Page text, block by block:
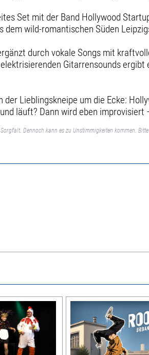
Set mit der Band Hollywood
wild-romantischen Süden
durch vokale Songs mit
Gitarrensounds
Lieblingskneipe um die Ecke:
läuft? Dann wird eben
Dennoch kann es zu Unstimmigkeiten kommen.